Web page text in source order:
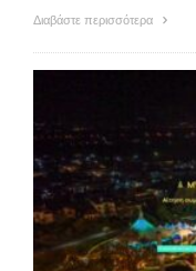
Διαβάστε περισσότερα